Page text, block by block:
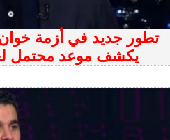
تطور جديد في أزمة
يكشف موعد محتمل